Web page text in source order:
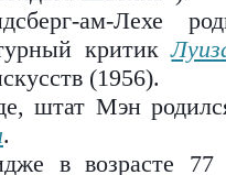
ам-Лехе
критик
(1956).
штат Мэн
.
в возрасте 77